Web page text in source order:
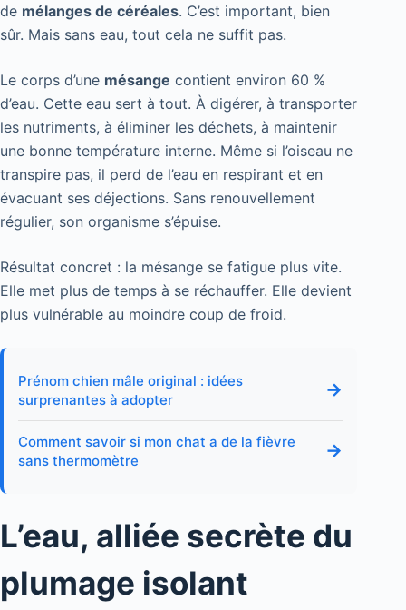
de mélanges de céréales. C’est important, bien
sûr. Mais sans eau, tout cela ne suffit pas.
Le corps d’une mésange contient environ 60 %
d’eau. Cette eau sert à tout. À digérer, à transporter
les nutriments, à éliminer les déchets, à maintenir
une bonne température interne. Même si l’oiseau ne
transpire pas, il perd de l’eau en respirant et en
évacuant ses déjections. Sans renouvellement
régulier, son organisme s’épuise.
Résultat concret : la mésange se fatigue plus vite.
Elle met plus de temps à se réchauffer. Elle devient
plus vulnérable au moindre coup de froid.
Prénom chien mâle original : idées
surprenantes à adopter
→
Comment savoir si mon chat a de la fièvre
sans thermomètre
→
L’eau, alliée secrète du
plumage isolant